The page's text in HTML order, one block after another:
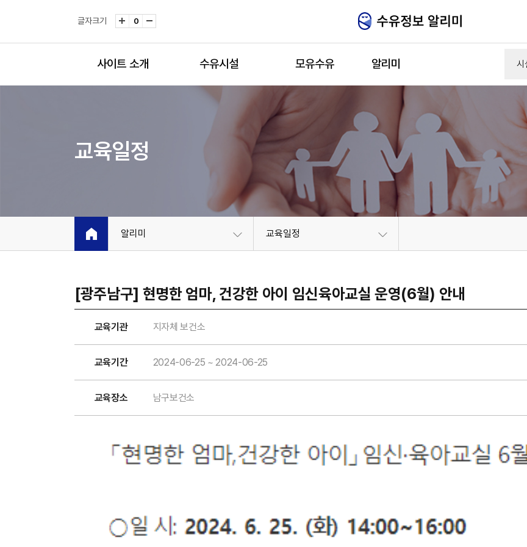
글자크기
0
사이트 소개 수유시설 모유수유 알리미
교육일정
알리미 교육일정
[광주남구] 현명한 엄마, 건강한 아이 임신육아교실 운영(6월) 안내
교육기관 지자체 보건소
교육기간 2024-06-25 ~ 2024-06-25
교육장소 남구보건소